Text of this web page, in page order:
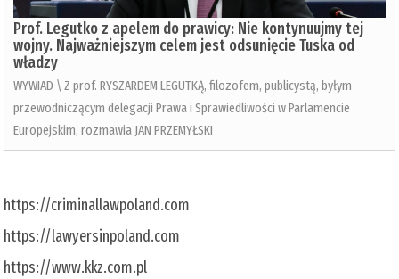
Prof. Legutko z apelem do prawicy: Nie kontynuujmy tej
wojny. Najważniejszym celem jest odsunięcie Tuska od
władzy
WYWIAD \ Z prof. RYSZARDEM LEGUTKĄ, filozofem, publicystą, byłym
przewodniczącym delegacji Prawa i Sprawiedliwości w Parlamencie
Europejskim, rozmawia JAN PRZEMYŁSKI
https://criminallawpoland.com
https://lawyersinpoland.com
https://www.kkz.com.pl